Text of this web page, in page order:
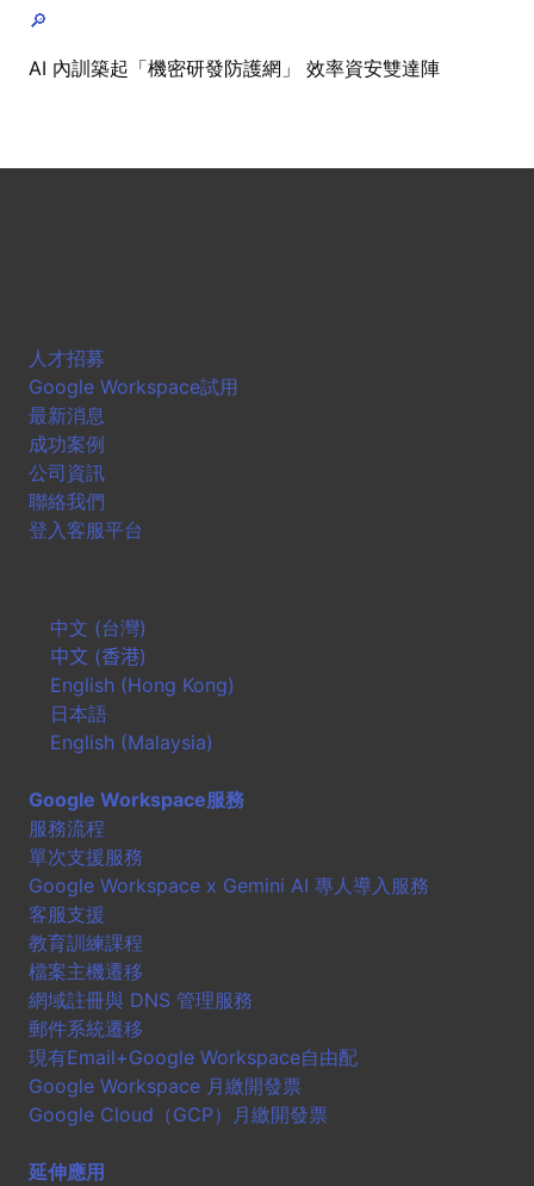
🔎
AI 內訓築起「機密研發防護網」 效率資安雙達陣
人才招募
Google Workspace試用
最新消息
成功案例
公司資訊
聯絡我們
登入客服平台
中文 (台灣)
中文 (香港)
English (Hong Kong)
日本語
English (Malaysia)
Google Workspace服務
服務流程
單次支援服務
Google Workspace x Gemini AI 專人導入服務
客服支援
教育訓練課程
檔案主機遷移
網域註冊與 DNS 管理服務
郵件系統遷移
現有Email+Google Workspace自由配
Google Workspace 月繳開發票
Google Cloud（GCP）月繳開發票
延伸應用